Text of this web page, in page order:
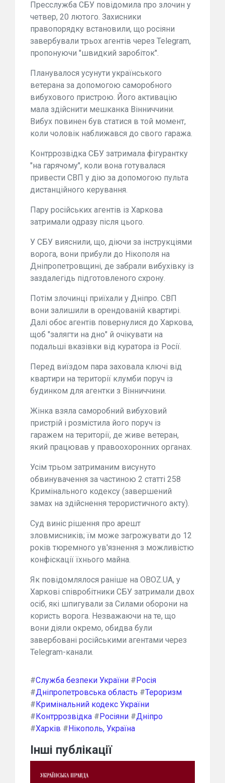
Пресслужба СБУ повідомила про злочин у
четвер, 20 лютого. Захисники
правопорядку встановили, що росіяни
завербували трьох агентів через Telegram,
пропонуючи "швидкий заробіток".
Планувалося усунути українського
ветерана за допомогою саморобного
вибухового пристрою. Його активацію
мала здійснити мешканка Вінниччини.
Вибух повинен був статися в той момент,
коли чоловік наближався до свого гаража.
Контррозвідка СБУ затримала фігурантку
"на гарячому", коли вона готувалася
привести СВП у дію за допомогою пульта
дистанційного керування.
Пару російських агентів із Харкова
затримали одразу після цього.
У СБУ вияснили, що, діючи за інструкціями
ворога, вони прибули до Нікополя на
Дніпропетровщині, де забрали вибухівку із
заздалегідь підготовленого схрону.
Потім злочинці приїхали у Дніпро. СВП
вони залишили в орендованій квартирі.
Далі обоє агентів повернулися до Харкова,
щоб "залягти на дно" й очікувати на
подальші вказівки від куратора із Росії.
Перед виїздом пара заховала ключі від
квартири на території клумби поруч із
будинком для агентки з Вінниччини.
Жінка взяла саморобний вибуховий
пристрій і розмістила його поруч із
гаражем на території, де живе ветеран,
який працював у правоохоронних органах.
Усім трьом затриманим висунуто
обвинувачення за частиною 2 статті 258
Кримінального кодексу (завершений
замах на здійснення терористичного акту).
Суд виніс рішення про арешт
зловмисників; їм може загрожувати до 12
років тюремного ув'язнення з можливістю
конфіскації їхнього майна.
Як повідомлялося раніше на OBOZ.UA, у
Харкові співробітники СБУ затримали двох
осіб, які шпигували за Силами оборони на
користь ворога. Незважаючи на те, що
вони діяли окремо, обидва були
завербовані російськими агентами через
Telegram-канали.
#Служба безпеки України #Росія
#Дніпропетровська область #Тероризм
#Кримінальний кодекс України
#Контррозвідка #Росіяни #Дніпро
#Харків #Нікополь, Україна
Інші публікації